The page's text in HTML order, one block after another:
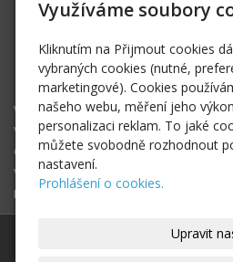
Ing. Radek Hoďák
IČ: 18979661
radek@hodak.cz
Webkamery na horách
Vlož webkameru
O projektu webkamery na horách
Vyhledej webkameru ...
Fotogalerie
Ing. Radek
Využíváme soubory
Kliknutím na Přijmout cookies
vybraných cookies (nutné,
marketingové). Cookies
našeho webu, měření jeho
personalizaci reklam. To jaké
můžete svobodně rozhodnout
nastavení.
Prohlášení o cookies.
Upravit